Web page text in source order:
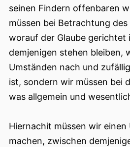
seinen Findern offenbaren
müssen bei Betrachtung des
worauf der Glaube gerichtet
demjenigen stehen bleiben,
Umständen nach und
ist, sondern wir müssen bei
was allgemein und
Hiernachit müssen wir einen
machen, zwischen